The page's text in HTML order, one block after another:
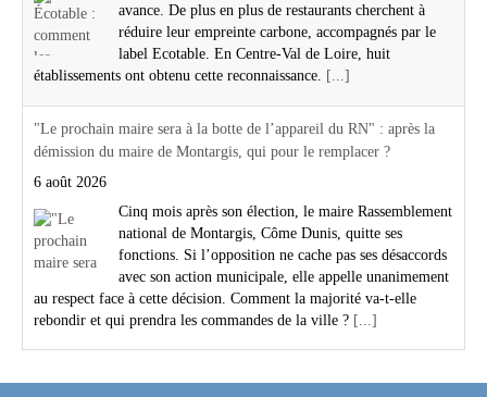
avance. De plus en plus de restaurants cherchent à
réduire leur empreinte carbone, accompagnés par le
label Ecotable. En Centre-Val de Loire, huit
établissements ont obtenu cette reconnaissance. [...]
"Le prochain maire sera à la botte de l’appareil du RN" : après la
démission du maire de Montargis, qui pour le remplacer ?
6 août 2026
Cinq mois après son élection, le maire Rassemblement
national de Montargis, Côme Dunis, quitte ses
fonctions. Si l’opposition ne cache pas ses désaccords
avec son action municipale, elle appelle unanimement
au respect face à cette décision. Comment la majorité va-t-elle
rebondir et qui prendra les commandes de la ville ? [...]